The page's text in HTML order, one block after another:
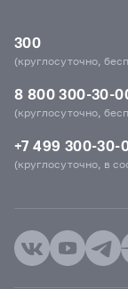
300
(круглосуточно,
8 800 300-30-
(круглосуточно,
+7 499 300-30-
(круглосуточно, в